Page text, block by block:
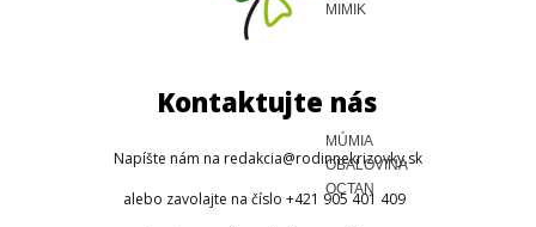
MIMIK
MÚMIA
OBALOVINA
OCTAN
Kontaktujte nás
Napíšte nám na redakcia@rodinnekrizovky.sk
alebo zavolajte na číslo +421 905 401 409